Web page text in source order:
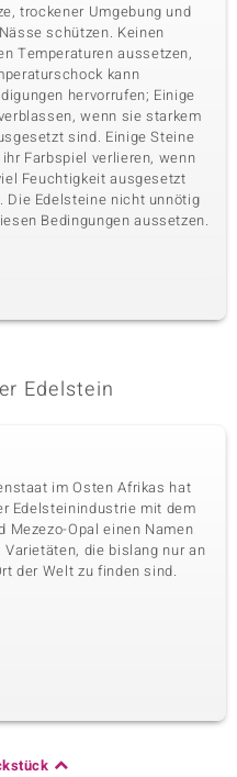
trockener Umgebung und
schützen. Keinen
Temperaturen aussetzen,
kann
hervorrufen; Einige
wenn sie starkem
sind. Einige Steine
ihr Farbspiel verlieren, wenn
Feuchtigkeit ausgesetzt
Die Edelsteine nicht unnötig
Bedingungen aussetzen.
Edelstein
im Osten Afrikas hat
Edelsteinindustrie mit dem
Mezezo-Opal einen Namen
Varietäten, die bislang nur an
der Welt zu finden sind.